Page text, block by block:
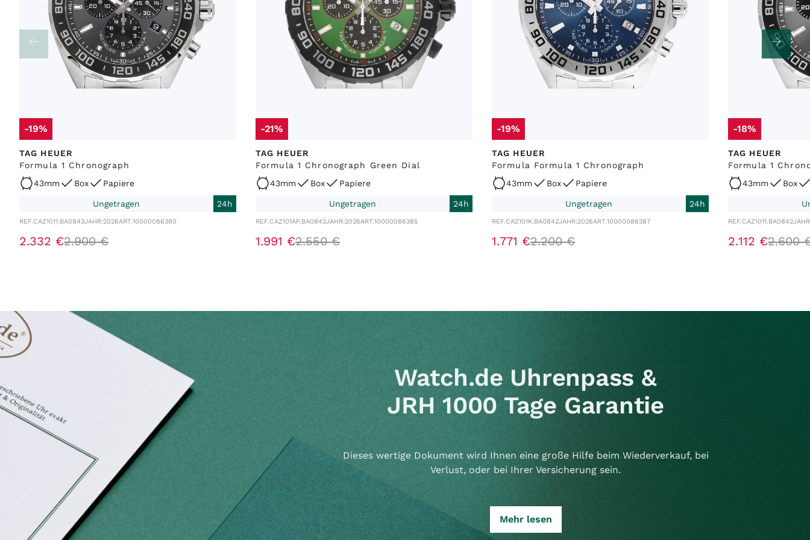
-19%
TAG HEUER
Formula 1 Chronograph
43mm
Box Papiere
Ungetragen 24h
REF.CAZ1011.BA0843JAHR:2026ART.10000086380
2.332 €2.900 €
-21%
TAG HEUER
Formula 1 Chronograph Green Dial
43mm
Box Papiere
Ungetragen 24h
REF.CAZ101AP.BA0842JAHR:2026ART.10000086385
1.991 €2.550 €
-19%
TAG HEUER
Formula Formula 1 Chronograph
43mm
Box Papiere
Ungetragen 24h
REF.CAZ101K.BA0842JAHR:2026ART.10000086387
1.771 €2.200 €
-18%
TAG HEUER
Formula 1
43mm
Box
REF.CAZ1011.BA0842
2.112 €2.600
Watch.de Uhrenpass &
JRH 1000 Tage Garantie
Dieses wertige Dokument wird Ihnen eine große Hilfe beim Wiederverkauf, bei
Verlust, oder bei Ihrer Versicherung sein.
Mehr lesen